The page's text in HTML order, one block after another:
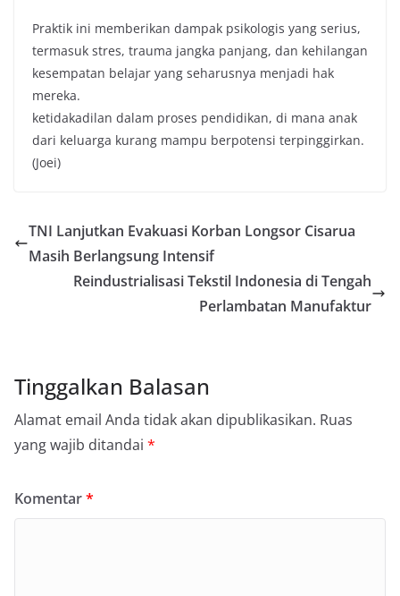
Praktik ini memberikan dampak psikologis yang serius,
termasuk stres, trauma jangka panjang, dan kehilangan
kesempatan belajar yang seharusnya menjadi hak
mereka.
ketidakadilan dalam proses pendidikan, di mana anak
dari keluarga kurang mampu berpotensi terpinggirkan.
(Joei)
TNI Lanjutkan Evakuasi Korban Longsor Cisarua
Masih Berlangsung Intensif
Reindustrialisasi Tekstil Indonesia di Tengah
Perlambatan Manufaktur
Tinggalkan Balasan
Alamat email Anda tidak akan dipublikasikan. Ruas
yang wajib ditandai *
Komentar*